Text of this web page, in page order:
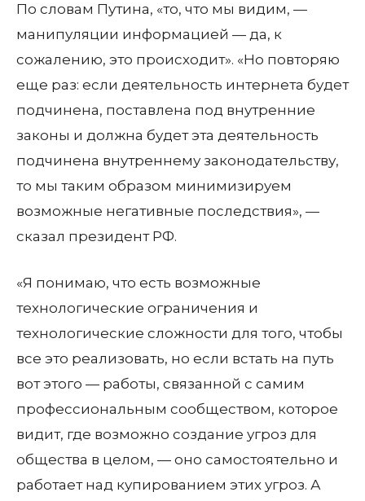
По словам Путина, «то, что мы видим, —
манипуляции информацией — да, к
сожалению, это происходит». «Но повторяю
еще раз: если деятельность интернета будет
подчинена, поставлена под внутренние
законы и должна будет эта деятельность
подчинена внутреннему законодательству,
то мы таким образом минимизируем
возможные негативные последствия», —
сказал президент РФ.
«Я понимаю, что есть возможные
технологические ограничения и
технологические сложности для того, чтобы
все это реализовать, но если встать на путь
вот этого — работы, связанной с самим
профессиональным сообществом, которое
видит, где возможно создание угроз для
общества в целом, — оно самостоятельно и
работает над купированием этих угроз. А